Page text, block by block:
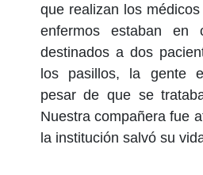
que realizan los
enfermos estaban en
destinados a dos
los pasillos, la gente
pesar de que se
Nuestra compañera fue
la institución salvó su